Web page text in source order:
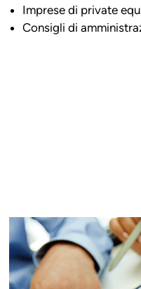
Imprese di private
Consigli di